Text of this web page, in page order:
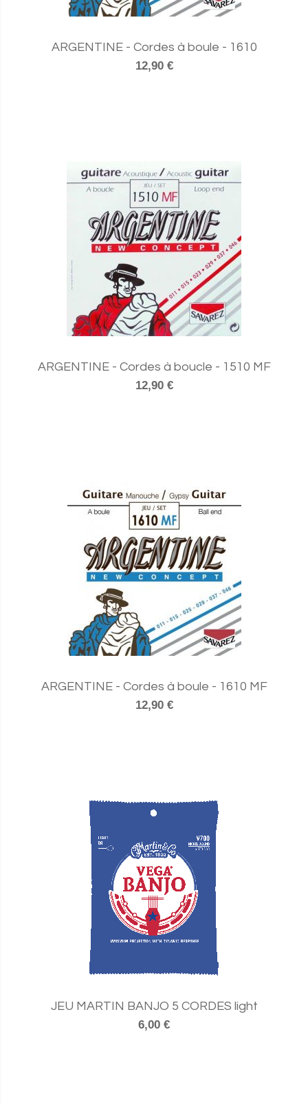
ARGENTINE - Cordes à boule - 1610
12,90 €
ARGENTINE - Cordes à boucle - 1510 MF
12,90 €
ARGENTINE - Cordes à boule - 1610 MF
12,90 €
JEU MARTIN BANJO 5 CORDES light
6,00 €